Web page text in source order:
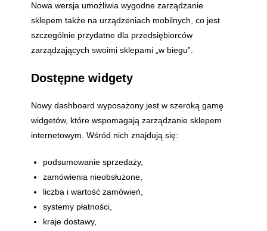
Nowa wersja umożliwia wygodne zarządzanie
sklepem także na urządzeniach mobilnych, co jest
szczególnie przydatne dla przedsiębiorców
zarządzających swoimi sklepami „w biegu”.
Dostępne widgety
Nowy dashboard wyposażony jest w szeroką gamę
widgetów, które wspomagają zarządzanie sklepem
internetowym. Wśród nich znajdują się:
podsumowanie sprzedaży,
zamówienia nieobsłużone,
liczba i wartość zamówień,
systemy płatności,
kraje dostawy,